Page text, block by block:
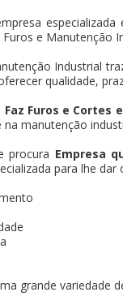
e Manutenção
Industrial
qualidade,
Faz Furos e Cortes
manutenção
procura Empresa
para lhe
grande variedade